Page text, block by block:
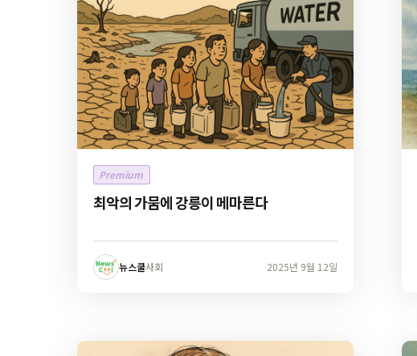
Premium
최악의 가뭄에 강릉이 메마른다
뉴스쿨사회 2025년 9월 12일